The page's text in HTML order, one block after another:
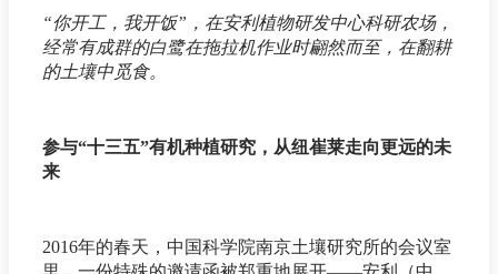
“你开工，我开饭”，在安利植物研发中心科研农场，
经常有成群的白鹭在拖拉机作业时翩然而至，在翻耕
的土壤中觅食。
参与“十三五”有机种植研究，从纽崔莱走向更远的未
来
2016年的春天，中国科学院南京土壤研究所的会议室